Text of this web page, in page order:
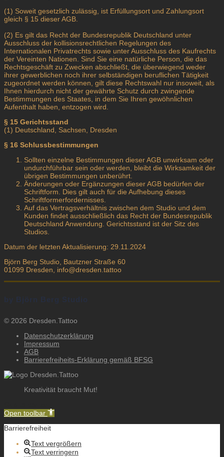
(1) Soweit gesetzlich zulässig, ist Erfüllungsort und Zahlungsort
gleich § 15 dieser AGB.
(2) Es gilt das Recht der Bundesrepublik Deutschland unter
Ausschluss der kollisionsrechtlichen Regelungen des
Internationalen Privatrechts sowie unter Ausschluss des Kaufrechts
der Vereinten Nationen. Sind Sie eine natürliche Person, die das
Rechtsgeschäft zu Zwecken abschließt, die überwiegend weder
ihrer gewerblichen noch ihrer selbständigen beruflichen Tätigkeit
zugeordnet werden können, gilt diese Rechtswahl nur insoweit, als
Ihnen hierdurch nicht der gewährte Schutz durch zwingende
Bestimmungen des Staates, in dem Sie Ihren gewöhnlichen
Aufenthalt haben, entzogen wird.
§ 15 Gerichtsstand
(1) Deutschland, Sachsen, Dresden
§ 16 Schlussbestimmungen
Sollten einzelne Bestimmungen dieser AGB unwirksam oder
undurchführbar sein oder werden, bleibt die Wirksamkeit der
übrigen Bestimmungen unberührt.
Änderungen oder Ergänzungen dieser AGB bedürfen der
Schriftform. Dies gilt auch für die Aufhebung dieses
Schriftformerfordernisses.
Auf das Vertragsverhältnis zwischen dem Studio und dem
Kunden findet ausschließlich das Recht der Bundesrepublik
Deutschland Anwendung. Gerichtsstand ist der Sitz des
Studios.
Datum der letzten Aktualisierung: 29.11.2024
Björn Berg Studio, Bautzner Straße 60
01099 Dresden, info@dresden.tattoo
by Björn Berg Studio
© 2026 Dresden.Tattoo
Datenschutzerklärung
Impressum
AGB
Barrierefreiheits-Erklärung gemäß BFSG
Kreativität braucht Mut!
Open toolbar
Barrierefreiheit
Text vergrößern
Text verringern